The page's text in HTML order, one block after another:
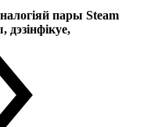
пары Steam
дэзінфікуе,